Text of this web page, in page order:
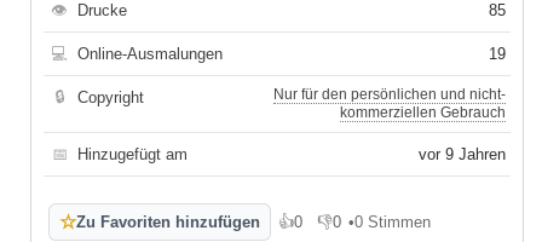
👁 Drucke 85
💻 Online-Ausmalungen 19
🔒 Copyright
Nur für den persönlichen und nicht-
kommerziellen Gebrauch
📅 Hinzugefügt am vor 9 Jahren
☆Zu Favoriten hinzufügen 👍0
Gefällt mir
👎0
Gefällt mir nicht
•0 Stimmen